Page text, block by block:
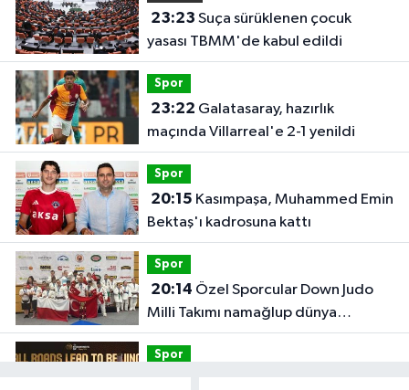
23:23
yasası TBMM'de kabul edildi
Spor
23:22
maçında Villarreal'e 2-1 yenildi
Spor
20:15
Bektaş'ı kadrosuna kattı
Spor
20:14
Milli Takımı namağlup dünya
şampiyonu
Spor